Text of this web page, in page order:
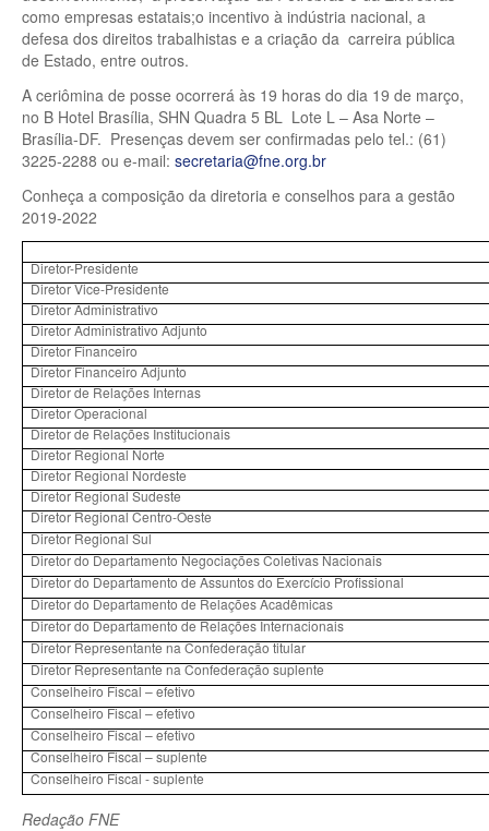
como empresas estatais;o incentivo à indústria nacional, a
defesa dos direitos trabalhistas e a criação da carreira pública
de Estado, entre outros.
A ceriômina de posse ocorrerá às 19 horas do dia 19 de março,
no B Hotel Brasília, SHN Quadra 5 BL Lote L – Asa Norte –
Brasília-DF. Presenças devem ser confirmadas pelo tel.: (61)
3225-2288 ou e-mail: secretaria@fne.org.br
Conheça a composição da diretoria e conselhos para a gestão
2019-2022
Diretor-Presidente
Diretor Vice-Presidente
Diretor Administrativo
Diretor Administrativo Adjunto
Diretor Financeiro
Diretor Financeiro Adjunto
Diretor de Relações Internas
Diretor Operacional
Diretor de Relações Institucionais
Diretor Regional Norte
Diretor Regional Nordeste
Diretor Regional Sudeste
Diretor Regional Centro-Oeste
Diretor Regional Sul
Diretor do Departamento Negociações Coletivas Nacionais
Diretor do Departamento de Assuntos do Exercício Profissional
Diretor do Departamento de Relações Acadêmicas
Diretor do Departamento de Relações Internacionais
Diretor Representante na Confederação titular
Diretor Representante na Confederação suplente
Conselheiro Fiscal – efetivo
Conselheiro Fiscal – efetivo
Conselheiro Fiscal – efetivo
Conselheiro Fiscal – suplente
Conselheiro Fiscal - suplente
Redação FNE